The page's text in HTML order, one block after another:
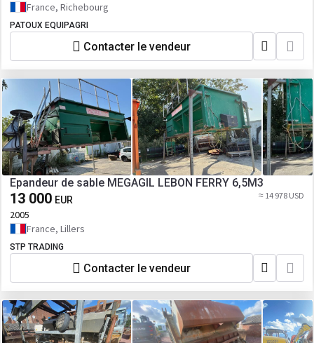
France, Richebourg
PATOUX EQUIPAGRI
Contacter le vendeur
Epandeur de sable MEGAGIL LEBON FERRY 6,5M3
13 000 EUR ≈ 14 978 USD
2005
France, Lillers
STP TRADING
Contacter le vendeur